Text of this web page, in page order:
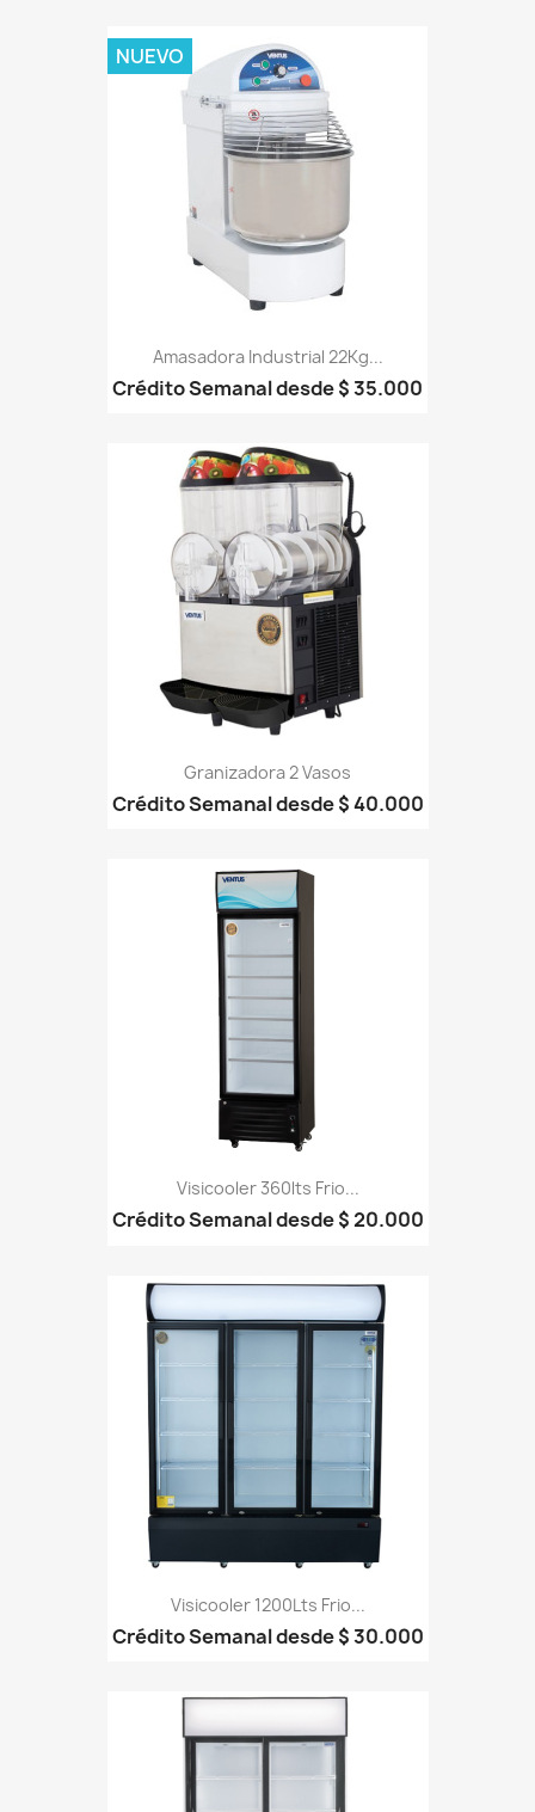
Amasadora Industrial 22Kg...
Crédito Semanal desde $ 35.000
NUEVO
Granizadora 2 Vasos
Crédito Semanal desde $ 40.000
Visicooler 360lts Frio...
Crédito Semanal desde $ 20.000
Visicooler 1200Lts Frio...
Crédito Semanal desde $ 30.000